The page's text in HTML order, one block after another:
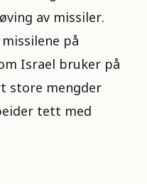
av missiler.
på
Israel bruker på
store mengder
tett med